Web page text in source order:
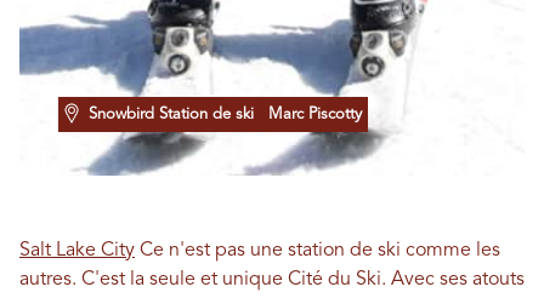
Snowbird Station de ski Marc Piscotty
Salt Lake City Ce n'est pas une station de ski comme les
autres. C'est la seule et unique Cité du Ski. Avec ses atouts